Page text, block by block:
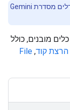
התכונה הזו זמינה רק במודלים מסדרת Gemini
הרצת קוד,‏
File